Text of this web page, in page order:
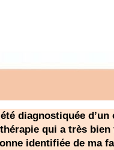
diagnostiquée
qui a très
identifiée de ma